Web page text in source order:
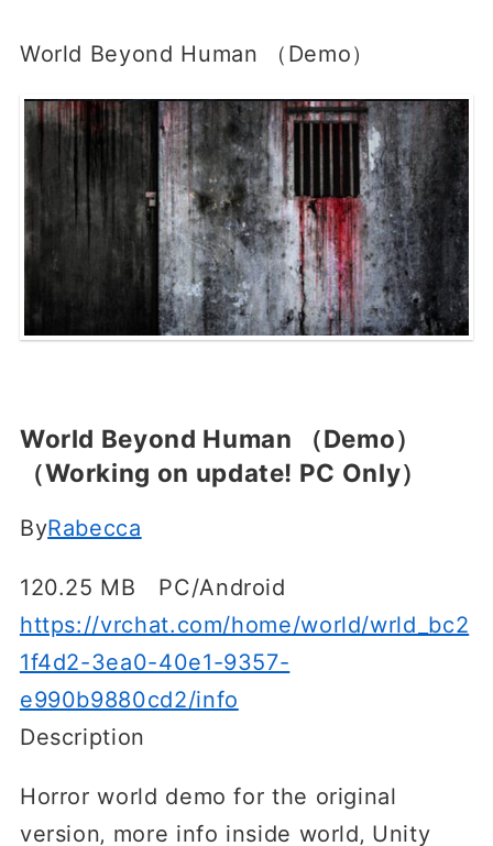
World Beyond Human （Demo）
World Beyond Human （Demo）
（Working on updateǃ PC Only）
ByRabecca
120.25 MB PC/Android
https://vrchat.com/home/world/wrld_bc2
1f4d2-3ea0-40e1-9357-
e990b9880cd2/info
Description
Horror world demo for the original
version‚ more info inside world‚ Unity